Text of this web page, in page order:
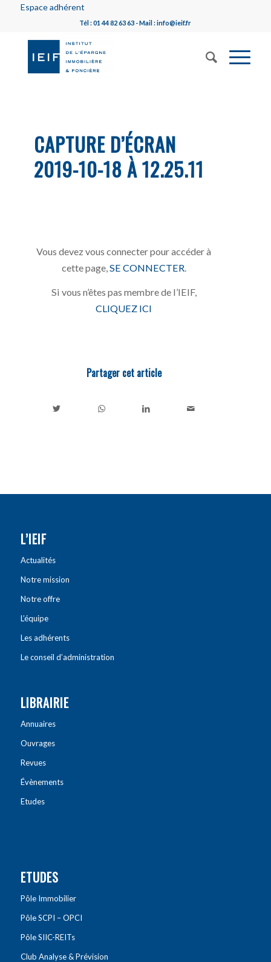
Espace adhérent
Tél : 01 44 82 63 63 - Mail : info@ieif.fr
CAPTURE D’ÉCRAN
2019-10-18 À 12.25.11
Vous devez vous connecter pour accéder à
cette page, SE CONNECTER
Si vous n’êtes pas membre de l’IEIF,
CLIQUEZ ICI
Partager cet article
L’IEIF
Actualités
Notre mission
Notre offre
L’équipe
Les adhérents
Le conseil d’administration
LIBRAIRIE
Annuaires
Ouvrages
Revues
Évènements
Etudes
ETUDES
Pôle Immobilier
Pôle SCPI – OPCI
Pôle SIIC-REITs
Club Analyse & Prévision